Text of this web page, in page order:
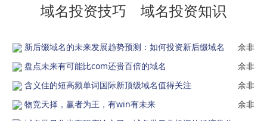
域名投资技巧 域名投资知识
新后缀域名的未来发展趋势预测：如何投资新后缀域名
余非
盘点未来有可能比com还贵百倍的域名
余非
含义佳的短高频单词国际新顶级域名值得关注
余非
物竞天择，赢者为王，有win有未来
余非